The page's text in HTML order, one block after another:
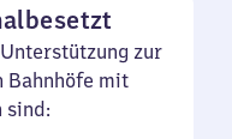
zur
Bahnhöfe mit
sind: